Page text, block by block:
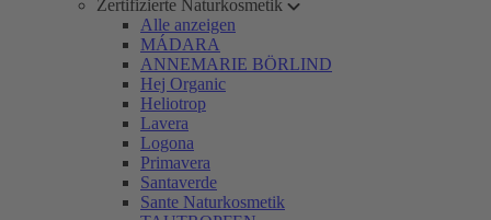
Zertifizierte Naturkosmetik
Alle anzeigen
MÁDARA
ANNEMARIE BÖRLIND
Hej Organic
Heliotrop
Lavera
Logona
Primavera
Santaverde
Sante Naturkosmetik